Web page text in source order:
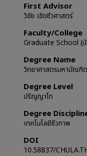
First Advisor
วิชัย เชิดชีวศาสตร์
Faculty/College
Graduate School (
Degree Name
วิทยาศาสตรมหาบัณฑิต
Degree Level
ปริญญาโท
Degree
เทคโนโลยีชีวภาพ
DOI
10.58837/